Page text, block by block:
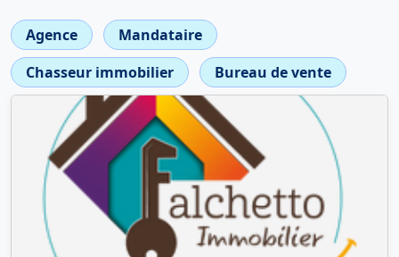
Agence
Mandataire
Chasseur immobilier
Bureau de vente